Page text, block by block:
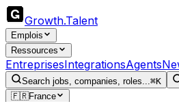
Growth.Talent
Emplois
Ressources
EntreprisesIntegrationsAgents
Search jobs, companies, roles...⌘K
🇫🇷France